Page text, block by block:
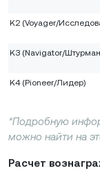
K2 (Voyager/
K3 (Navigator/
K4 (Pioneer/Лидер)
*Подробную
можно найти на
Расчет